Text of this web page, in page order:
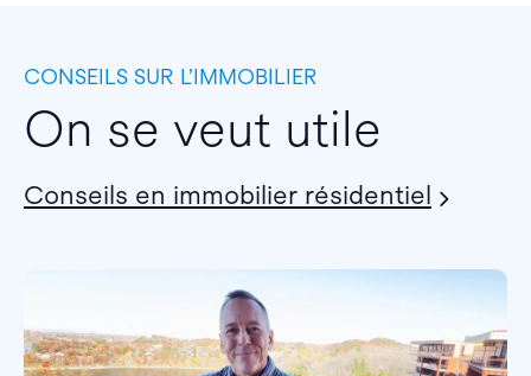
CONSEILS SUR L’IMMOBILIER
On se veut utile
Conseils en immobilier résidentiel